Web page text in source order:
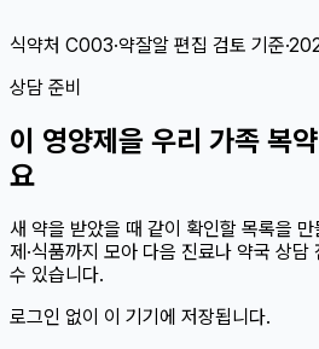
식약처 C003·약잘알 편집 검토 기준·
상담 준비
이 영양제 을 우리 가족 복
요
새 약을 받았을 때 같이 확인할 목록을
제·식품까지 모아 다음 진료나 약국 상
수 있습니다.
로그인 없이 이 기기에 저장됩니다.